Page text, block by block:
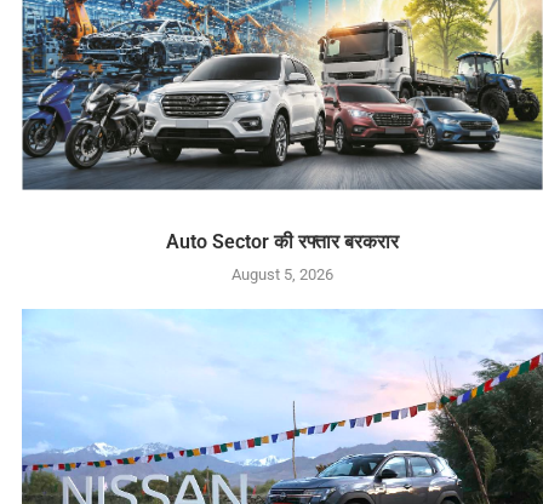
Auto Sector की रफ्तार बरकरार
August 5, 2026